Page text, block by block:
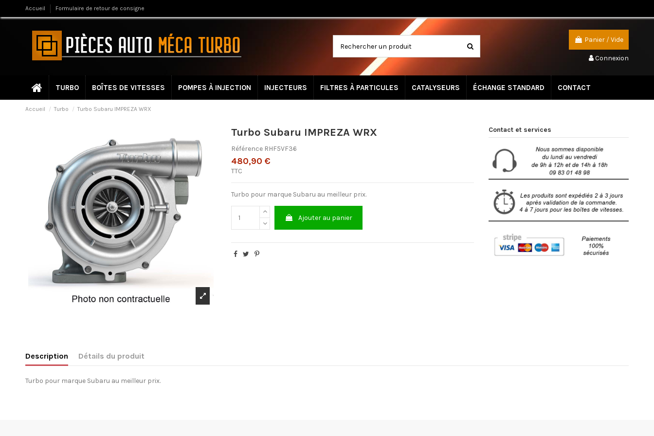
Accueil Formulaire de retour de consigne
Panier /Vide
Connexion
TURBO BOÎTES DE VITESSES POMPES À INJECTION INJECTEURS FILTRES À PARTICULES CATALYSEURS ÉCHANGE STANDARD CONTACT
Accueil Turbo Turbo Subaru IMPREZA WRX
Turbo Subaru IMPREZA WRX
Référence RHF5VF36
480,90 €
TTC
Turbo pour marque Subaru au meilleur prix.
Ajouter au panier
Contact et services
Description Détails du produit
Turbo pour marque Subaru au meilleur prix.